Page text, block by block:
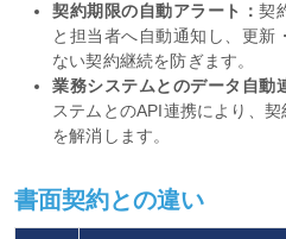
契約期限の自動アラート：契
と担当者へ自動通知し、更新
ない契約継続を防ぎます。
業務システムとのデータ自動
ステムとのAPI連携により、
を解消します。
書面契約との違い